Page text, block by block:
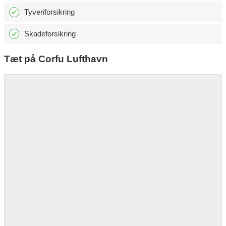
Tyveriforsikring
Skadeforsikring
Tæt på Corfu Lufthavn